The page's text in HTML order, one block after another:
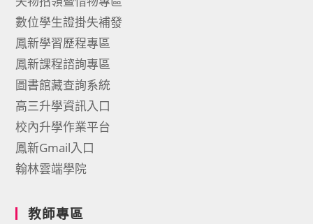
數位學生證掛失補發
鳳新學習歷程專區
鳳新課程諮詢專區
圖書館藏查詢系統
高三升學資訊入口
校內升學作業平台
鳳新Gmail入口
翰林雲端學院
教師專區